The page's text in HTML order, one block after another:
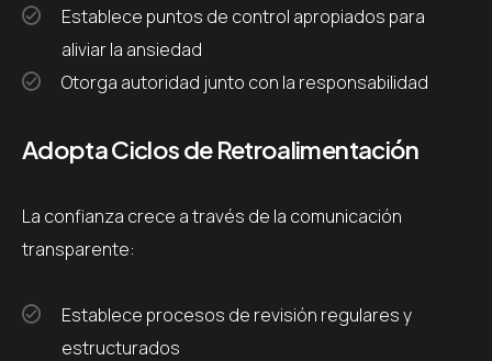
Establece puntos de control apropiados para
aliviar la ansiedad
Otorga autoridad junto con la responsabilidad
Adopta Ciclos de Retroalimentación
La confianza crece a través de la comunicación
transparente:
Establece procesos de revisión regulares y
estructurados